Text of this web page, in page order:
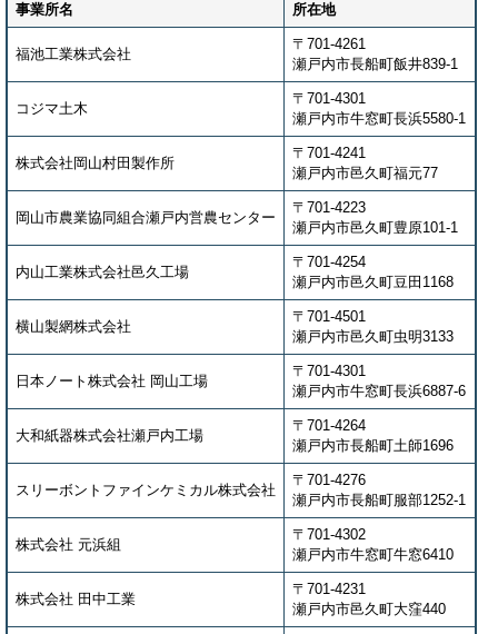
事業所名 所在地
福池工業株式会社
〒701-4261
瀬戸内市長船町飯井839-1
コジマ土木
〒701-4301
瀬戸内市牛窓町長浜5580-1
株式会社岡山村田製作所
〒701-4241
瀬戸内市邑久町福元77
岡山市農業協同組合瀬戸内営農センター
〒701-4223
瀬戸内市邑久町豊原101-1
内山工業株式会社邑久工場
〒701-4254
瀬戸内市邑久町豆田1168
横山製網株式会社
〒701-4501
瀬戸内市邑久町虫明3133
日本ノート株式会社 岡山工場
〒701-4301
瀬戸内市牛窓町長浜6887-6
大和紙器株式会社瀬戸内工場
〒701-4264
瀬戸内市長船町土師1696
スリーボントファインケミカル株式会社
〒701-4276
瀬戸内市長船町服部1252-1
株式会社 元浜組
〒701-4302
瀬戸内市牛窓町牛窓6410
株式会社 田中工業
〒701-4231
瀬戸内市邑久町大窪440